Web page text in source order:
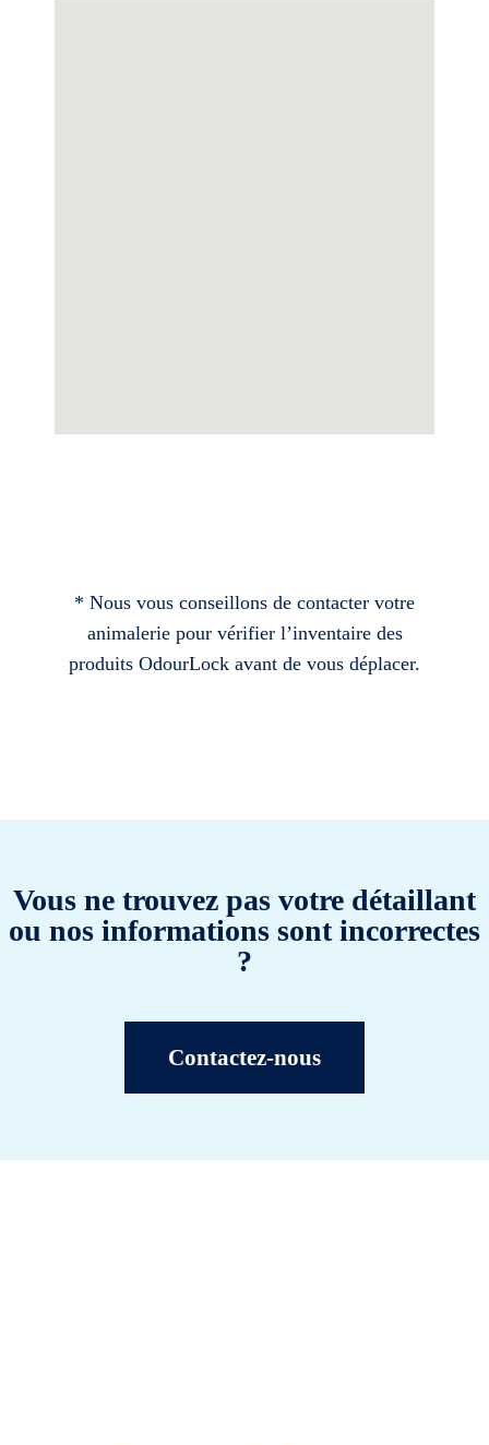
* Nous vous conseillons de contacter votre
animalerie pour vérifier l’inventaire des
produits OdourLock avant de vous déplacer.
Vous ne trouvez pas votre détaillant
ou nos informations sont incorrectes
?
Contactez-nous